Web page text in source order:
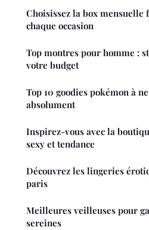
Choisissez la box
chaque occasion
Top montres pour homme :
votre budget
Top 10 goodies pokémon à
absolument
Inspirez-vous avec la
sexy et tendance
Découvrez les lingeries
paris
Meilleures veilleuses pour
sereines